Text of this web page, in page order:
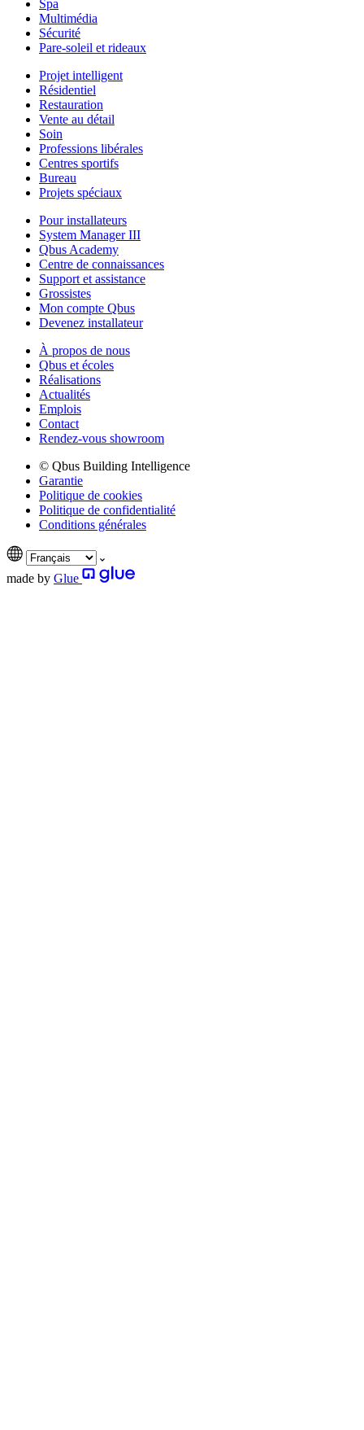
Spa
Multimédia
Sécurité
Pare-soleil et rideaux
Projet intelligent
Résidentiel
Restauration
Vente au détail
Soin
Professions libérales
Centres sportifs
Bureau
Projets spéciaux
Pour installateurs
System Manager III
Qbus Academy
Centre de connaissances
Support et assistance
Grossistes
Mon compte Qbus
Devenez installateur
À propos de nous
Qbus et écoles
Réalisations
Actualités
Emplois
Contact
Rendez-vous showroom
© Qbus Building Intelligence
Garantie
Politique de cookies
Politique de confidentialité
Conditions générales
made by Glue